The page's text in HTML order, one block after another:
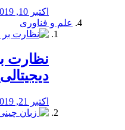
اکتبر 10, 2019
علم و فناوری
نظارت
اکتبر 21, 2019